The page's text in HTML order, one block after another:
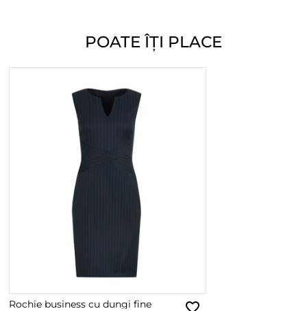
POATE ÎȚI PLACE
Rochie business cu dungi fine